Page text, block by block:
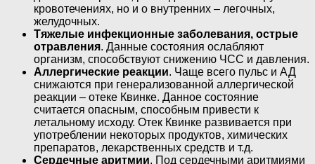
кровотечениях, но и о внутренних – легочных,
желудочных.
Тяжелые инфекционные заболевания, острые
отравления. Данные состояния ослабляют
организм, способствуют снижению ЧСС и давления.
Аллергические реакции. Чаще всего пульс и АД
снижаются при генерализованной аллергической
реакции – отеке Квинке. Данное состояние
считается опасным, способным привести к
летальному исходу. Отек Квинке развивается при
употреблении некоторых продуктов, химических
препаратов, лекарственных средств и т.д.
Сердечные аритмии. Под сердечными аритмиями